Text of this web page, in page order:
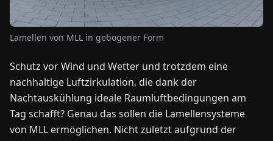
ENDEFRESITNLPLHU
KONTAKT
ZU
UNS
Lamellen von MLL in gebogener Form
Schutz vor Wind und Wetter und trotzdem eine
nachhaltige Luftzirkulation, die dank der
Nachtauskühlung ideale Raumluftbedingungen am
Tag schafft? Genau das sollen die Lamellensysteme
von MLL ermöglichen. Nicht zuletzt aufgrund der